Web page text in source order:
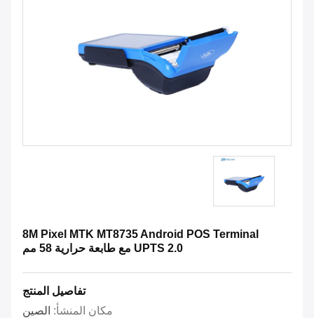
8M Pixel MTK MT8735 Android POS Terminal
UPTS 2.0 مع طابعة حرارية 58 مم
تفاصيل المنتج
مكان المنشأ: الصين